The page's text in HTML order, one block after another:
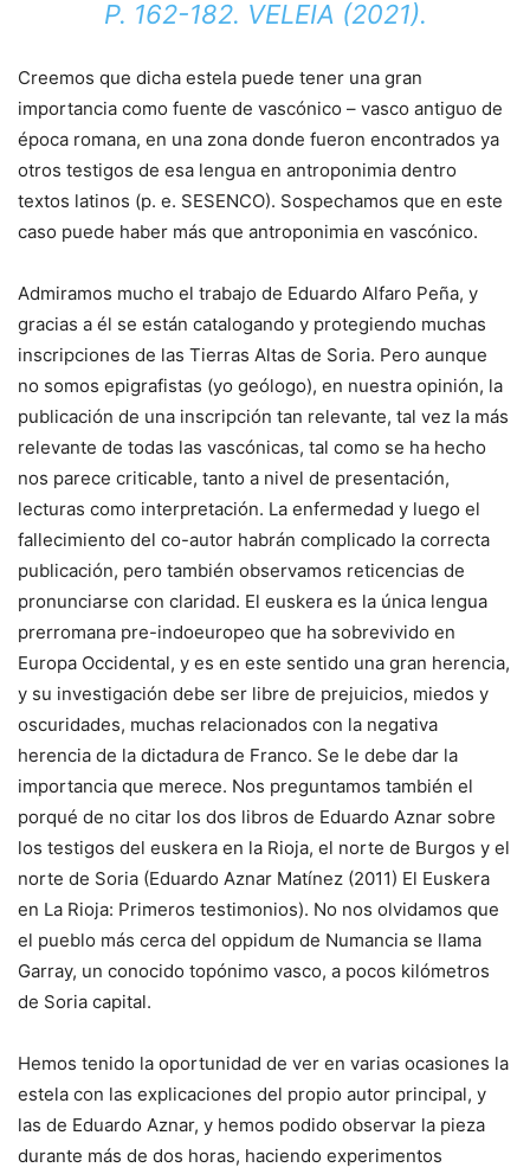
P. 162-182. VELEIA (2021).
Creemos que dicha estela puede tener una gran
importancia como fuente de vascónico – vasco antiguo de
época romana, en una zona donde fueron encontrados ya
otros testigos de esa lengua en antroponimia dentro
textos latinos (p. e. SESENCO). Sospechamos que en este
caso puede haber más que antroponimia en vascónico.
Admiramos mucho el trabajo de Eduardo Alfaro Peña, y
gracias a él se están catalogando y protegiendo muchas
inscripciones de las Tierras Altas de Soria. Pero aunque
no somos epigrafistas (yo geólogo), en nuestra opinión, la
publicación de una inscripción tan relevante, tal vez la más
relevante de todas las vascónicas, tal como se ha hecho
nos parece criticable, tanto a nivel de presentación,
lecturas como interpretación. La enfermedad y luego el
fallecimiento del co-autor habrán complicado la correcta
publicación, pero también observamos reticencias de
pronunciarse con claridad. El euskera es la única lengua
prerromana pre-indoeuropeo que ha sobrevivido en
Europa Occidental, y es en este sentido una gran herencia,
y su investigación debe ser libre de prejuicios, miedos y
oscuridades, muchas relacionados con la negativa
herencia de la dictadura de Franco. Se le debe dar la
importancia que merece. Nos preguntamos también el
porqué de no citar los dos libros de Eduardo Aznar sobre
los testigos del euskera en la Rioja, el norte de Burgos y el
norte de Soria (Eduardo Aznar Matínez (2011) El Euskera
en La Rioja: Primeros testimonios). No nos olvidamos que
el pueblo más cerca del oppidum de Numancia se llama
Garray, un conocido topónimo vasco, a pocos kilómetros
de Soria capital.
Hemos tenido la oportunidad de ver en varias ocasiones la
estela con las explicaciones del propio autor principal, y
las de Eduardo Aznar, y hemos podido observar la pieza
durante más de dos horas, haciendo experimentos